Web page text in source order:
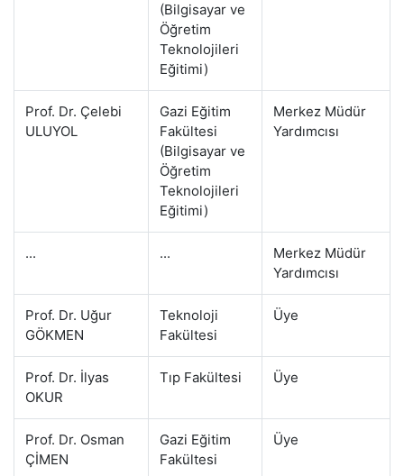
(Bilgisayar ve
Öğretim
Teknolojileri
Eğitimi)
Prof. Dr. Çelebi
ULUYOL
Gazi Eğitim
Fakültesi
(Bilgisayar ve
Öğretim
Teknolojileri
Eğitimi)
Merkez Müdür
Yardımcısı
... ...
Merkez Müdür
Yardımcısı
Prof. Dr. Uğur
GÖKMEN
Teknoloji
Fakültesi
Üye
Prof. Dr. İlyas
OKUR
Tıp Fakültesi Üye
Prof. Dr. Osman
ÇİMEN
Gazi Eğitim
Fakültesi
Üye